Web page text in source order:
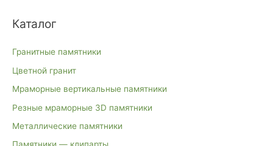
Каталог
Гранитные памятники
Цветной гранит
Мраморные вертикальные памятники
Резные мраморные 3D памятники
Металлические памятники